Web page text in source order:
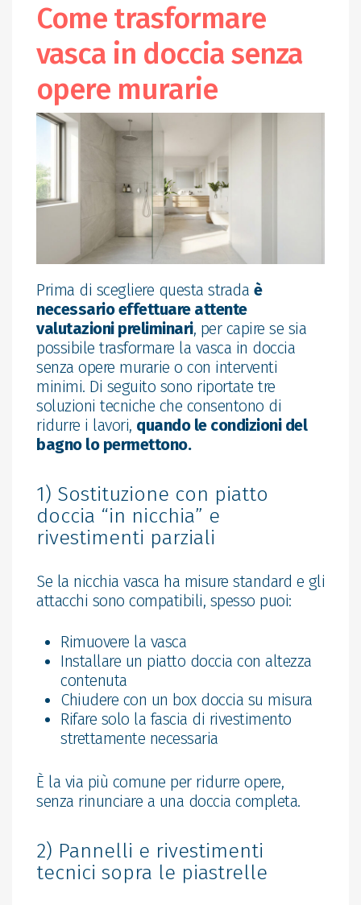
Come trasformare
vasca in doccia senza
opere murarie
Prima di scegliere questa strada è
necessario effettuare attente
valutazioni preliminari, per capire se sia
possibile trasformare la vasca in doccia
senza opere murarie o con interventi
minimi. Di seguito sono riportate tre
soluzioni tecniche che consentono di
ridurre i lavori, quando le condizioni del
bagno lo permettono.
1) Sostituzione con piatto
doccia “in nicchia” e
rivestimenti parziali
Se la nicchia vasca ha misure standard e gli
attacchi sono compatibili, spesso puoi:
Rimuovere la vasca
Installare un piatto doccia con altezza
contenuta
Chiudere con un box doccia su misura
Rifare solo la fascia di rivestimento
strettamente necessaria
È la via più comune per ridurre opere,
senza rinunciare a una doccia completa.
2) Pannelli e rivestimenti
tecnici sopra le piastrelle